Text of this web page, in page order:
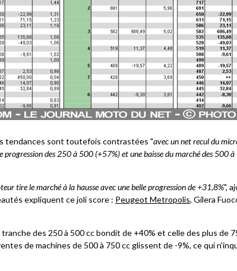
tendances sont toutefois contrastées "avec un net recul du
des 250 à 500 (+57%) et une baisse du marché des 500
tire le marché à la hausse avec une belle progression de +31,8%",
expliquent ce joli score : Peugeot Metropolis, Gilera
des 250 à 500 cc bondit de +40% et celle des plus de
de machines de 500 à 750 cc glissent de -9%, ce qui